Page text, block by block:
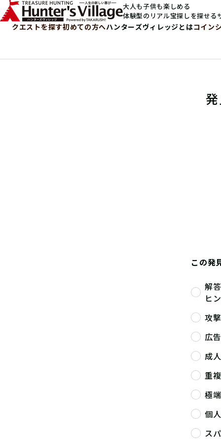
大人も子供も楽しめる
体験型のリアル宝探しを探せる
クエストを探す初めての方へハンターズヴィレッジとはコイン
この発
解
ヒ
攻
広
成
重
極
個
ス